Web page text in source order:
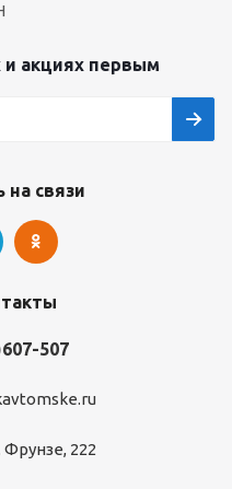
и акциях первым
на связи
507
Фрунзе, 222